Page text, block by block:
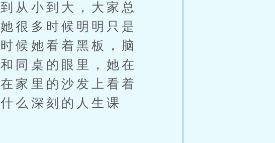
从小到大，大家总
很多时候明明只是
候她看着黑板，脑
同桌的眼里，她在
家里的沙发上看着
么深刻的人生课